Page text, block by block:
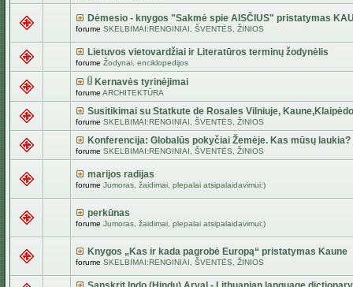
Dėmesio - knygos "Sakmė spie AISČIUS" pristatymas
forume SKELBIMAI:RENGINIAI, ŠVENTĖS, ŽINIOS
Lietuvos vietovardžiai ir Literatūros terminų žodynėlis
forume Žodynai, enciklopedijos
Kernavės tyrinėjimai
forume ARCHITEKTŪRA
Susitikimai su Statkute de Rosales Vilniuje,
forume SKELBIMAI:RENGINIAI, ŠVENTĖS, ŽINIOS
Konferencija: Globalūs pokyčiai Žemėje. Kas mūsų laukia?
forume SKELBIMAI:RENGINIAI, ŠVENTĖS, ŽINIOS
marijos radijas
forume Jumoras, žaidimai, plepalai atsipalaidavimui:)
perkūnas
forume Jumoras, žaidimai, plepalai atsipalaidavimui:)
Knygos „Kas ir kada pagrobė Europą“ pristatymas Kaune
forume SKELBIMAI:RENGINIAI, ŠVENTĖS, ŽINIOS